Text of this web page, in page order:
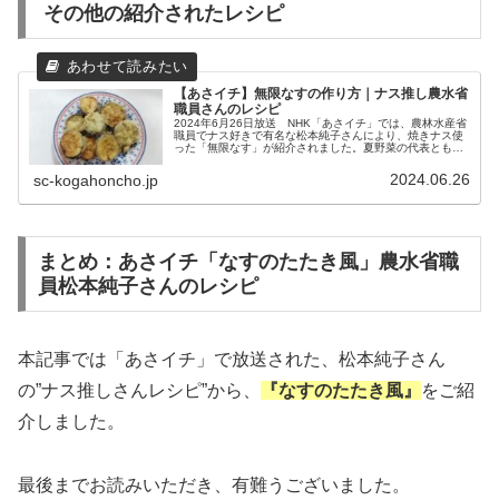
その他の紹介されたレシピ
【あさイチ】無限なすの作り方｜ナス推し農水省
職員さんのレシピ
2024年6月26日放送 NHK「あさイチ」では、農林水産省
職員でナス好きで有名な松本純子さんにより、焼きナス使
った「無限なす」が紹介されました。夏野菜の代表ともい
sc-kogahoncho.jp 2024.06.26
まとめ：あさイチ「なすのたたき風」農水省職
員松本純子さんのレシピ
本記事では「あさイチ」で放送された、松本純子さん
の”ナス推しさんレシピ”から、
『なすのたたき風 』
をご紹
介しました。
最後までお読みいただき、有難うございました。